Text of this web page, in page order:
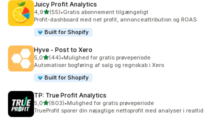
Juicy Profit Analytics
4,9ud af 5 stjerner
(55)
55 anmeldelser i alt
•Gratis abonnement tilgængeligt
Profit-dashboard med net profit, annonceattribution og ROAS
Built for Shopify
Hyve ‑ Post to Xero
5,0ud af 5 stjerner
(44)
44 anmeldelser i alt
•Mulighed for gratis prøveperiode
Automatiser bogføring af salg og regnskab i Xero
Built for Shopify
TP: True Profit Analytics
5,0ud af 5 stjerner
(803)
803 anmeldelser i alt
•Mulighed for gratis prøveperiode
TrueProfit sporer din nøjagtige nettoprofit med analyser i realtid